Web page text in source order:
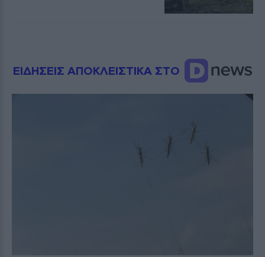
ΕΙΔΗΣΕΙΣ ΑΠΟΚΛΕΙΣΤΙΚΑ ΣΤΟ